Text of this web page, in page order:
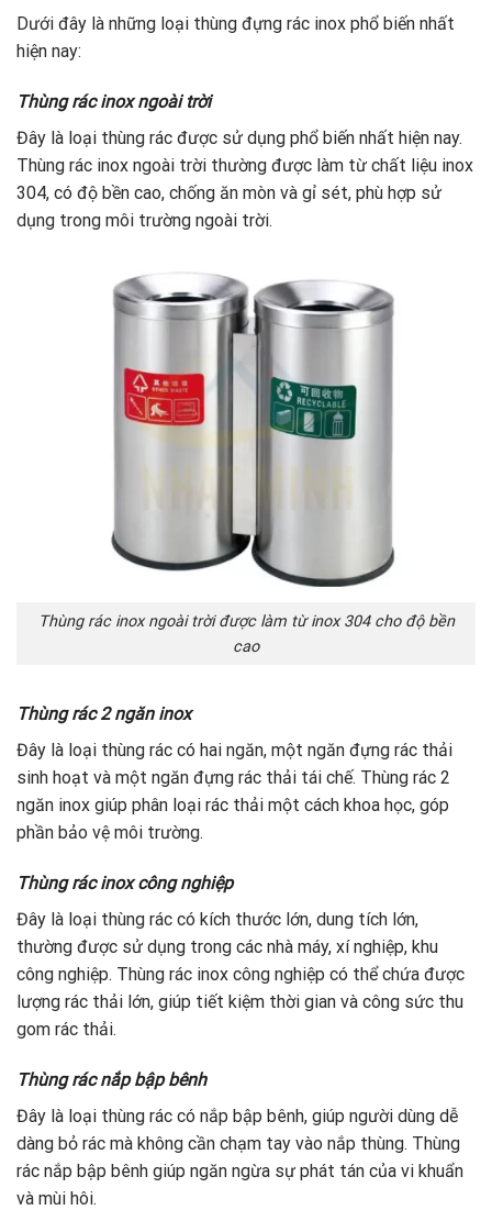
Dưới đây là những loại thùng đựng rác inox phổ biến nhất
hiện nay:
Thùng rác inox ngoài trời
Đây là loại thùng rác được sử dụng phổ biến nhất hiện nay.
Thùng rác inox ngoài trời thường được làm từ chất liệu inox
304, có độ bền cao, chống ăn mòn và gỉ sét, phù hợp sử
dụng trong môi trường ngoài trời.
Thùng rác inox ngoài trời được làm từ inox 304 cho độ bền
cao
Thùng rác 2 ngăn inox
Đây là loại thùng rác có hai ngăn, một ngăn đựng rác thải
sinh hoạt và một ngăn đựng rác thải tái chế. Thùng rác 2
ngăn inox giúp phân loại rác thải một cách khoa học, góp
phần bảo vệ môi trường.
Thùng rác inox công nghiệp
Đây là loại thùng rác có kích thước lớn, dung tích lớn,
thường được sử dụng trong các nhà máy, xí nghiệp, khu
công nghiệp. Thùng rác inox công nghiệp có thể chứa được
lượng rác thải lớn, giúp tiết kiệm thời gian và công sức thu
gom rác thải.
Thùng rác nắp bập bênh
Đây là loại thùng rác có nắp bập bênh, giúp người dùng dễ
dàng bỏ rác mà không cần chạm tay vào nắp thùng. Thùng
rác nắp bập bênh giúp ngăn ngừa sự phát tán của vi khuẩn
và mùi hôi.